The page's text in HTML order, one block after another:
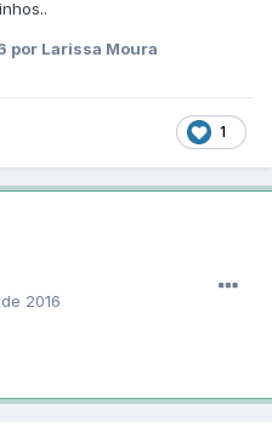
por Larissa Moura
1
2016